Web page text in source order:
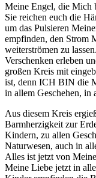
Meine Engel, die Mich
Sie reichen euch die
um das Pulsieren
empfinden, den Strom
weiterströmen zu
Verschenken erleben
großen Kreis mit
ist, denn ICH BIN die
in allem Geschehen, in
Aus diesem Kreis
Barmherzigkeit zur
Kindern, zu allen
Naturwesen, auch in
Alles ist jetzt von
Meine Liebe jetzt in